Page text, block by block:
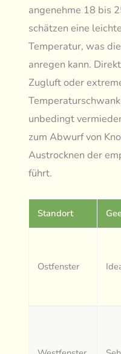
angenehme 18 bis
schätzen eine
Temperatur, was
anregen kann.
Zugluft oder
unbedingt
zum Abwurf von
Austrocknen der
führt.
Standort
Ostfenster